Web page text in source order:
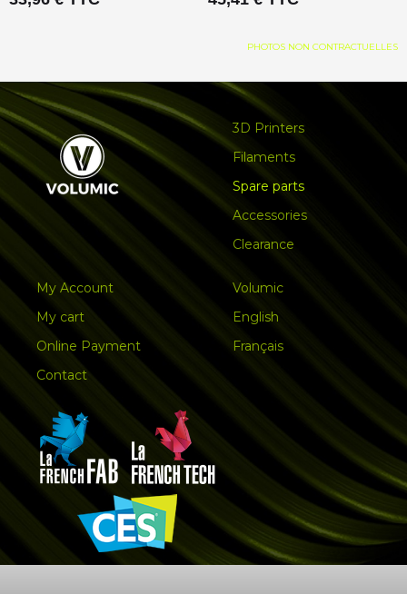
PHOTOS NON CONTRACTUELLES
3D Printers
Filaments
Spare parts
Accessories
Clearance
My Account
My cart
Online Payment
Contact
Volumic
English
Français